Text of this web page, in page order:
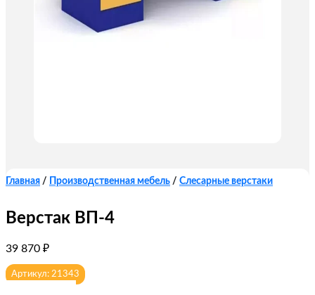
Главная / Производственная мебель / Слесарные верстаки
Верстак ВП-4
39 870 ₽
Артикул: 21343